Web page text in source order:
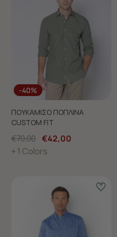
-40%
ΠΟΥΚΑΜΙΣΟ ΠΟΠΛΙΝΑ
CUSTOM FIT
€70,00 €42,00
+ 1 Colors